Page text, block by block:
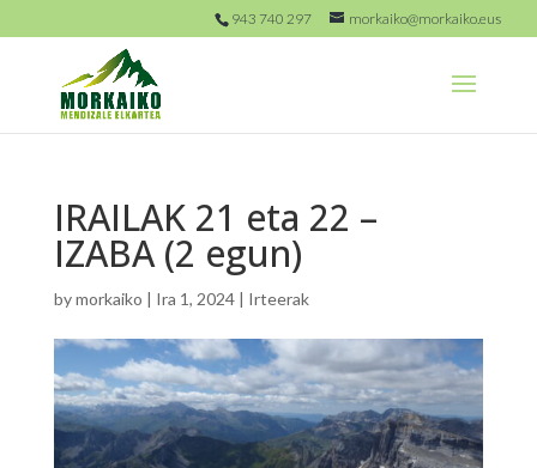
943 740 297 morkaiko@morkaiko.eus
IRAILAK 21 eta 22 –
IZABA (2 egun)
bymorkaiko | Ira 1, 2024| Irteerak